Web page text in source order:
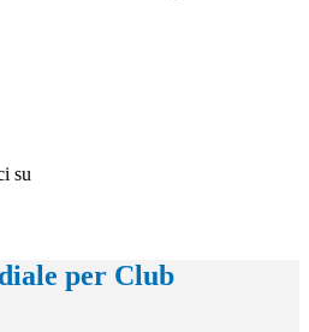
su
per Club